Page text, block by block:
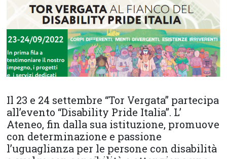
Il 23 e 24 settembre “Tor Vergata” partecipa
all’evento “Disability Pride Italia”. L’
Ateneo, fin dalla sua istituzione, promuove
con determinazione e passione
l’uguaglianza per le persone con disabilità